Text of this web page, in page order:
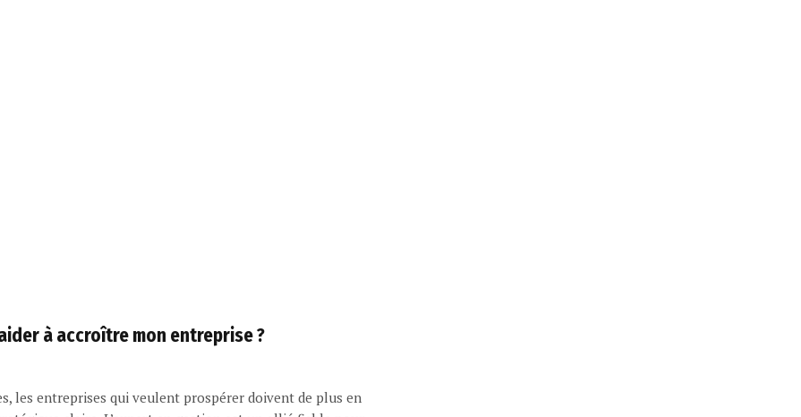
à accroître mon entreprise ?
les entreprises qui veulent prospérer doivent de plus en